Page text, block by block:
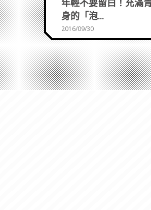
年輕不要留白！充滿
身的「泡...
2016/09/30